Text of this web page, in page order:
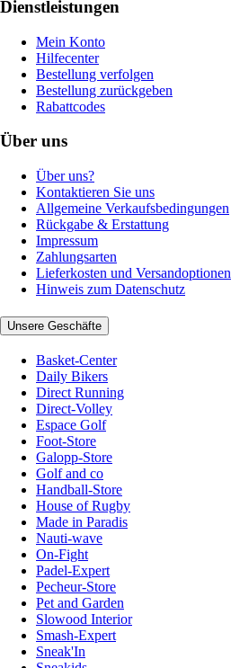
Dienstleistungen
Mein Konto
Hilfecenter
Bestellung verfolgen
Bestellung zurückgeben
Rabattcodes
Über uns
Über uns?
Kontaktieren Sie uns
Allgemeine Verkaufsbedingungen
Rückgabe & Erstattung
Impressum
Zahlungsarten
Lieferkosten und Versandoptionen
Hinweis zum Datenschutz
Unsere Geschäfte
Basket-Center
Daily Bikers
Direct Running
Direct-Volley
Espace Golf
Foot-Store
Galopp-Store
Golf and co
Handball-Store
House of Rugby
Made in Paradis
Nauti-wave
On-Fight
Padel-Expert
Pecheur-Store
Pet and Garden
Slowood Interior
Smash-Expert
Sneak'In